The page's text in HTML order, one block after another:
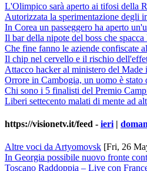
L'Olimpico sarà aperto ai tifosi della
Autorizzata la sperimentazione degli
In Corea un passeggero ha aperto
Il bar della nipote del boss che
Che fine fanno le aziende confiscate
Il chip nel cervello e il rischio
Attacco hacker al ministero del Made
Orrore in Cambogia, un uomo è
Chi sono i 5 finalisti del Premio
Liberi settecento malati di mente ad
https://visionetv.it/feed - ieri |
Altre voci da Artyomovsk [Fri, 26
In Georgia possibile nuovo fronte
Toscano Raddoppia – Live con